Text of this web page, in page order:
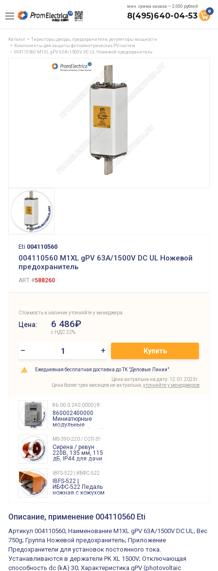
мин. сумма заказа — 2.000 рублей
8(495)640-04-53 0
Каталог
Тиристоры, диоды, предохранители, регуляторы мощности
Компоненты для защиты фотоэлектрических PV-систем
004110560 M1XL gPV 63A/1500V DC UL Ножевой предохранитель
Eti 004110560
004110560 M1XL gPV 63A/1500V DC UL Ножевой
предохранитель
ART #588260
Стоимость и наличие уточняйте у менеджера
Цена: 6 486₽
с НДС 22%
– + Купить
Ежедневная бесплатная доставка до ТК "Деловые Линии"
Цена актуальна на дату: 12.01.2023г.
Цена более трех месяцев не актуальна, уточняйте у менеджеров
86.00.0.240.0000 | 860002400000
860002400000
Миниатюрные
модульные
таймеры Finder, 12-
240 Вольт AC/DC
Finder
86.00.0.240.0000
MS-390-220 / ССП-390 220В
Сирена / ревун
220В, 135 мм, 115
дБ, IP44 для дачи
производства 220
Вольт звук ситены
"пожарная
тревога"
IBFS-522 | ИБФС-522
IBFS-522 |
ИБФС-522 Педаль
ножная с кожухом
двойная,
15Ампер 250В
XVR13M05L
Маячок
оранжевый
230VAC 130мм
ВКН8108
ВКН8108
Концевой
выключатель /
выключатель
Описание, применение 004110560 Eti
Артикул 004110560; Наименование M1XL gPV 63A/1500V DC UL; Вес
750g; Группа Ножевой предохранитель; Приложение
Предохранители для установок постоянного тока.
Устанавливаются в держатели PK XL 1500V; Отключающая
способность dc (kA) 30; Характеристика gPV (photovoltaic